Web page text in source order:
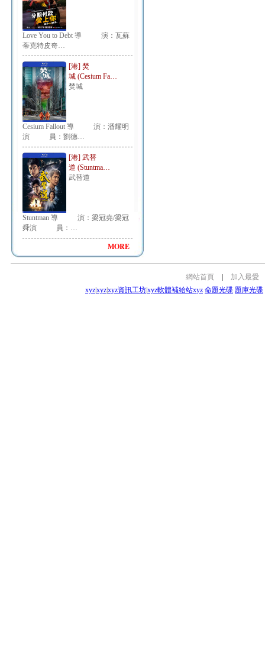
Love You to Debt 導 演：瓦蘇
蒂克特皮奇…
[港] 焚
城 (Cesium Fa…
焚城
Cesium Fallout 導 演：潘耀明
演 員：劉德…
[港] 武替
道 (Stuntma…
武替道
Stuntman 導 演：梁冠堯/梁冠
舜演 員：…
MORE
網站首頁
加入最愛
xyzxyzxyz資訊工坊xyz軟體補給站xyz 命題光碟 題庫光碟